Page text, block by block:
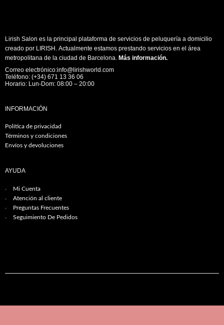
Lirish Salon es la principal plataforma de servicios de peluquería a domicilio
creado por LIRISH. Actualmente estamos prestando servicios en el área
metropolitana de la ciudad de Barcelona. Más información.
Correo electrónico:info@lirishworld.com
Teléfono: (+34) 671 13 36 06
Horario: Lun-Dom: 08:00 – 20:00
INFORMACIÓN
Política de privacidad
Términos y condiciones
Envíos y devoluciones
AYUDA
Mi Cuenta
Atención al cliente
Preguntas Frecuentes
Seguimiento De Pedidos